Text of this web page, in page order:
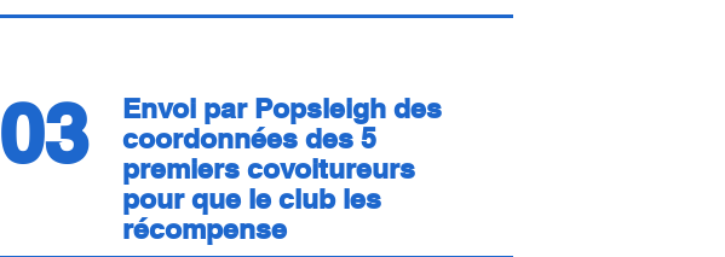
03
Envoi par Popsleigh des
coordonnées des 5
premiers covoitureurs
pour que le club les
récompense